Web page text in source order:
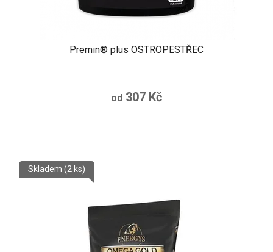
Premin® plus OSTROPESTŘEC
od 307 Kč
Skladem (2 ks)